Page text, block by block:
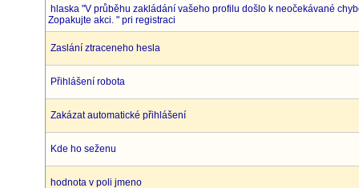
hlaska "V průběhu zakládání vašeho profilu došlo k neočekávané
Zopakujte akci. " pri registraci
Zaslání ztraceneho hesla
Přihlášení robota
Zakázat automatické přihlášení
Kde ho seženu
hodnota v poli jmeno